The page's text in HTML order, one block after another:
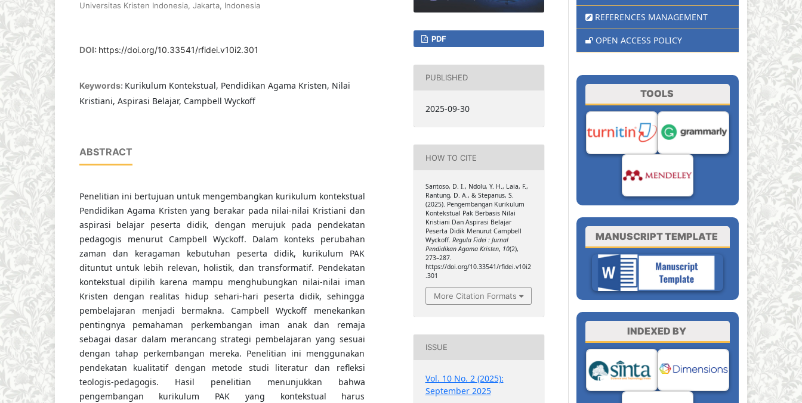
Universitas Kristen Indonesia, Jakarta, Indonesia
DOI: https://doi.org/10.33541/rfidei.v10i2.301
Keywords: Kurikulum Kontekstual, Pendidikan Agama Kristen, Nilai
Kristiani, Aspirasi Belajar, Campbell Wyckoff
ABSTRACT
Penelitian ini bertujuan untuk mengembangkan kurikulum kontekstual
Pendidikan Agama Kristen yang berakar pada nilai-nilai Kristiani dan
aspirasi belajar peserta didik, dengan merujuk pada pendekatan
pedagogis menurut Campbell Wyckoff. Dalam konteks perubahan
zaman dan keragaman kebutuhan peserta didik, kurikulum PAK
dituntut untuk lebih relevan, holistik, dan transformatif. Pendekatan
kontekstual dipilih karena mampu menghubungkan nilai-nilai iman
Kristen dengan realitas hidup sehari-hari peserta didik, sehingga
pembelajaran menjadi bermakna. Campbell Wyckoff menekankan
pentingnya pemahaman perkembangan iman anak dan remaja
sebagai dasar dalam merancang strategi pembelajaran yang sesuai
dengan tahap perkembangan mereka. Penelitian ini menggunakan
pendekatan kualitatif dengan metode studi literatur dan refleksi
teologis-pedagogis. Hasil penelitian menunjukkan bahwa
pengembangan kurikulum PAK yang kontekstual harus
PDF
PUBLISHED
2025-09-30
HOW TO CITE
Santoso, D. I., Ndolu, Y. H., Laia, F.,
Rantung, D. A., & Stepanus, S.
(2025). Pengembangan Kurikulum
Kontekstual Pak Berbasis Nilai
Kristiani Dan Aspirasi Belajar
Peserta Didik Menurut Campbell
Wyckoff. Regula Fidei : Jurnal
Pendidikan Agama Kristen, 10(2),
273–287.
https://doi.org/10.33541/rfidei.v10i2
.301
More Citation Formats
ISSUE
Vol. 10 No. 2 (2025):
September 2025
REFERENCES MANAGEMENT
OPEN ACCESS POLICY
TOOLS
MANUSCRIPT TEMPLATE
INDEXED BY